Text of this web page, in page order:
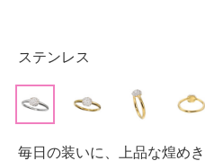
ステンレス
毎日の装いに、上品な煌め